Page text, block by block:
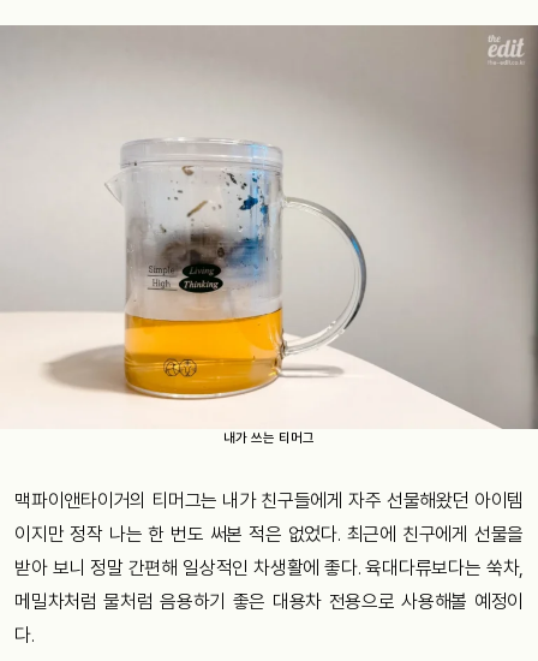
내가 쓰는 티머그
맥파이앤타이거의 티머그는 내가 친구들에게 자주 선물해왔던 아이템
이지만 정작 나는 한 번도 써본 적은 없었다. 최근에 친구에게 선물을
받아 보니 정말 간편해 일상적인 차생활에 좋다. 육대다류보다는 쑥차,
메밀차처럼 물처럼 음용하기 좋은 대용차 전용으로 사용해볼 예정이
다.